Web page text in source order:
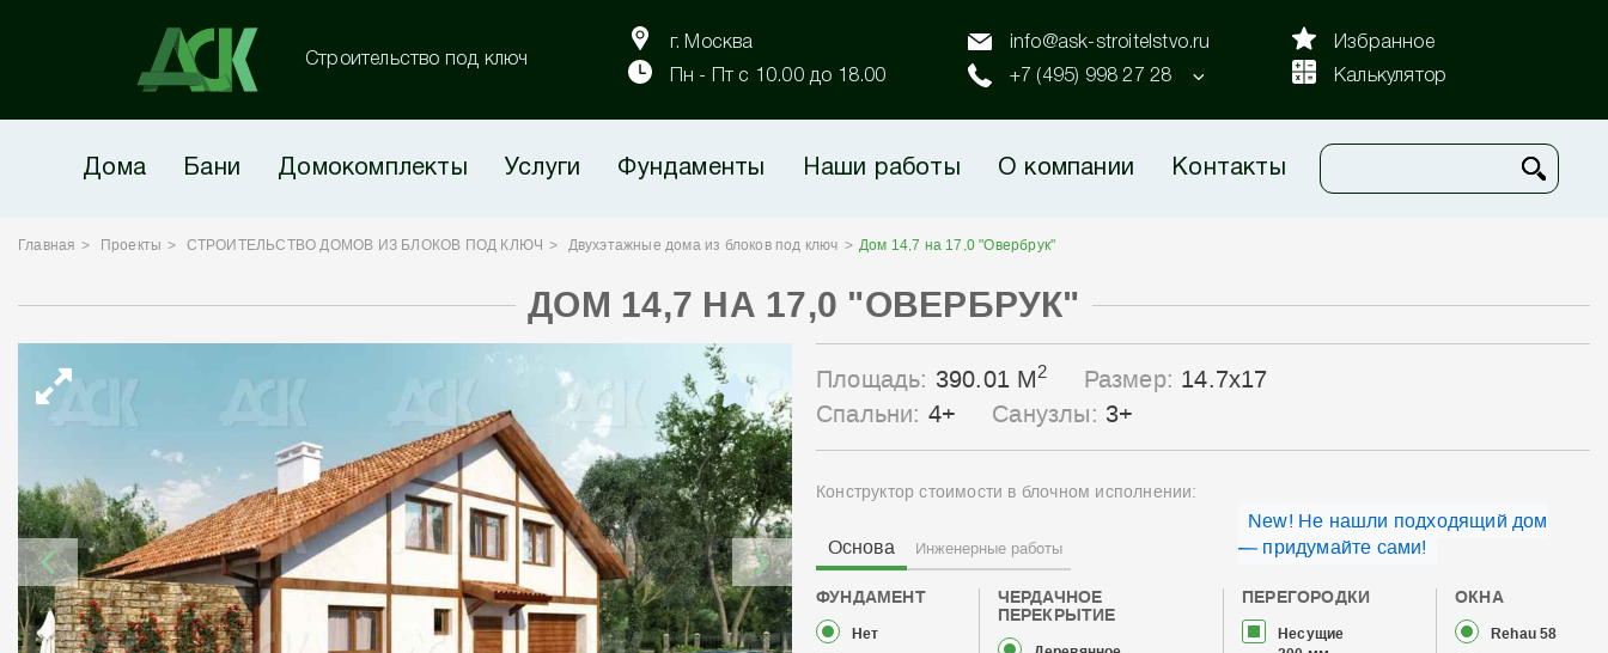
Строительство под ключ
г. Москва
Пн - Пт с 10.00 до 18.00
info@ask-stroitelstvo.ru
+7 (495) 998 27 28
Избранное
Калькулятор
Дома Бани Домокомплекты Услуги Фундаменты Наши работы О компании Контакты
Главная Проекты СТРОИТЕЛЬСТВО ДОМОВ ИЗ БЛОКОВ ПОД КЛЮЧ Двухэтажные дома из блоков под ключ Дом 14,7 на 17,0 "Овербрук"
ДОМ 14,7 НА 17,0 "ОВЕРБРУК"
Площадь: 390.01 М2 Размер: 14.7x17
Спальни: 4+ Санузлы: 3+
Конструктор стоимости в блочном исполнении:
New! Не нашли подходящий дом
— придумайте сами!
Основа Инженерные работы
ФУНДАМЕНТ
Нет
ЧЕРДАЧНОЕ
ПЕРЕКРЫТИЕ
ПЕРЕГОРОДКИ
Несущие
ОКНА
Rehau 58